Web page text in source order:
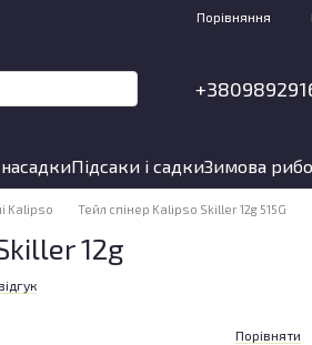
Порівняння
Підсаки і садкиЗимова
Kalipso Тейл спінер Kalipso Skiller 12g 515G
12g
Порівняти